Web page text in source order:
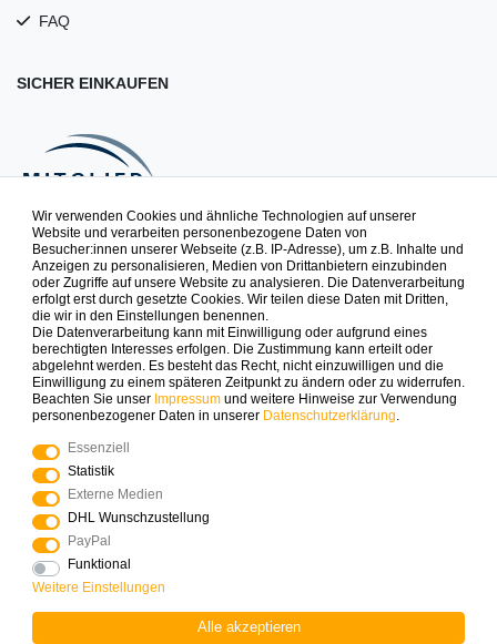
FAQ
SICHER EINKAUFEN
NEWSLETTER
Spielspaß zuerst erfahren. Newsletter abonnieren & 10% auf
die erste Bestellung sichern.
ABONNIEREN
Mehr Spielinspiration gefällig?
Wir verwenden Cookies und ähnliche Technologien auf unserer
Website und verarbeiten personenbezogene Daten von
Besucher:innen unserer Webseite (z.B. IP-Adresse), um z.B. Inhalte und
Anzeigen zu personalisieren, Medien von Drittanbietern einzubinden
oder Zugriffe auf unsere Website zu analysieren. Die Datenverarbeitung
erfolgt erst durch gesetzte Cookies. Wir teilen diese Daten mit Dritten,
die wir in den Einstellungen benennen.
Die Datenverarbeitung kann mit Einwilligung oder aufgrund eines
berechtigten Interesses erfolgen. Die Zustimmung kann erteilt oder
abgelehnt werden. Es besteht das Recht, nicht einzuwilligen und die
Einwilligung zu einem späteren Zeitpunkt zu ändern oder zu widerrufen.
Beachten Sie unser Impressum und weitere Hinweise zur Verwendung
personenbezogener Daten in unserer Daten­schutz­erklärung.
Essenziell
Statistik
Externe Medien
DHL Wunschzustellung
PayPal
Funktional
Weitere Einstellungen
Alle akzeptieren